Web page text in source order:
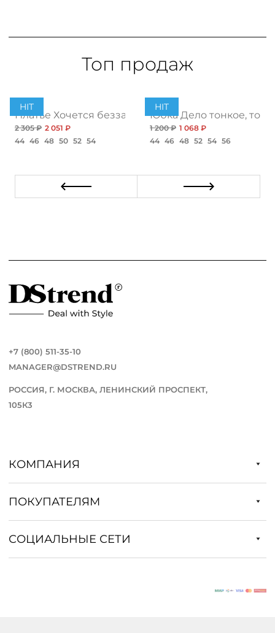
Топ продаж
HIT
Платье Хочется беззаботности, топ
2 305 ₽ 2 051 ₽
44 46 48 50 52 54
HIT
Юбка Дело тонкое, топ
1 200 ₽ 1 068 ₽
44 46 48 52 54 56
+7 (800) 511-35-10
MANAGER@DSTREND.RU
РОССИЯ, Г. МОСКВА, ЛЕНИНСКИЙ ПРОСПЕКТ,
105К3
КОМПАНИЯ
ПОКУПАТЕЛЯМ
СОЦИАЛЬНЫЕ СЕТИ